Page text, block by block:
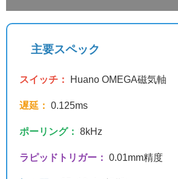
主要スペック
スイッチ： Huano OMEGA磁気軸
遅延： 0.125ms
ポーリング： 8kHz
ラピッドトリガー： 0.01mm精度